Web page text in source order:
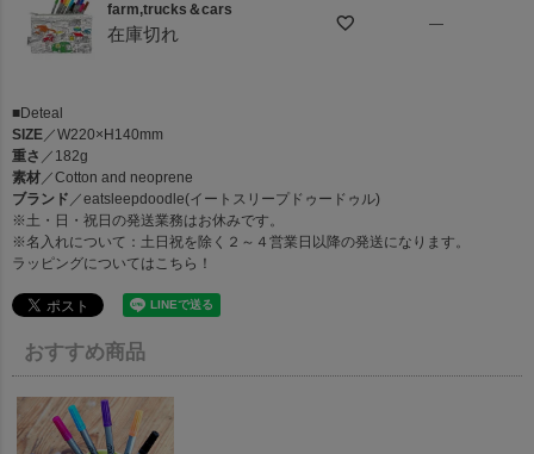
farm,trucks＆cars
在庫切れ
—
■Deteal
SIZE ／W220×H140mm
重さ ／182g
素材 ／Cotton and neoprene
ブランド ／eatsleepdoodle(イートスリープドゥードゥル)
※土・日・祝日の発送業務はお休みです。
※名入れについて：土日祝を除く２～４営業日以降の発送になります。
ラッピングについては こちら！
おすすめ商品